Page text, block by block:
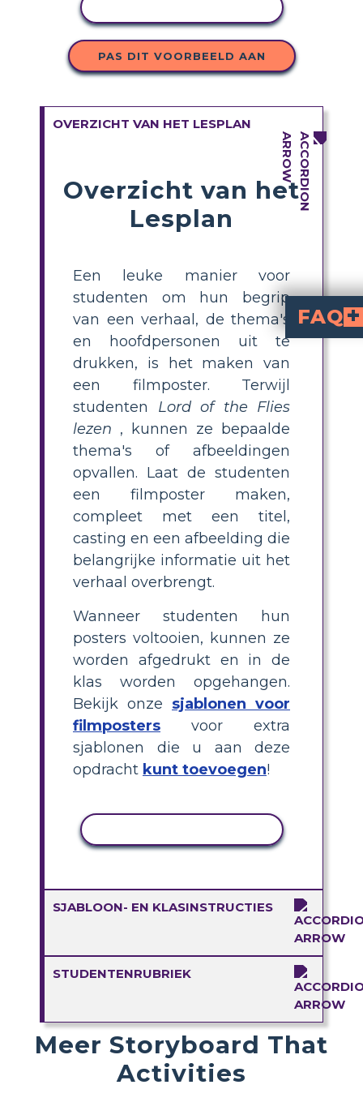
PAS DIT VOORBEELD AAN
OVERZICHT VAN HET LESPLAN
Overzicht van het
Lesplan
Een leuke manier voor
studenten om hun begrip
van een verhaal, de thema's
en hoofdpersonen uit te
drukken, is het maken van
een filmposter. Terwijl
studenten Lord of the Flies
lezen , kunnen ze bepaalde
thema's of afbeeldingen
opvallen. Laat de studenten
een filmposter maken,
compleet met een titel,
casting en een afbeelding die
belangrijke informatie uit het
verhaal overbrengt.
Wanneer studenten hun
posters voltooien, kunnen ze
worden afgedrukt en in de
klas worden opgehangen.
Bekijk onze sjablonen voor
filmposters voor extra
sjablonen die u aan deze
opdracht kunt toevoegen!
SJABLOON- EN KLASINSTRUCTIES
STUDENTENRUBRIEK
Meer Storyboard That
Activities
FAQ